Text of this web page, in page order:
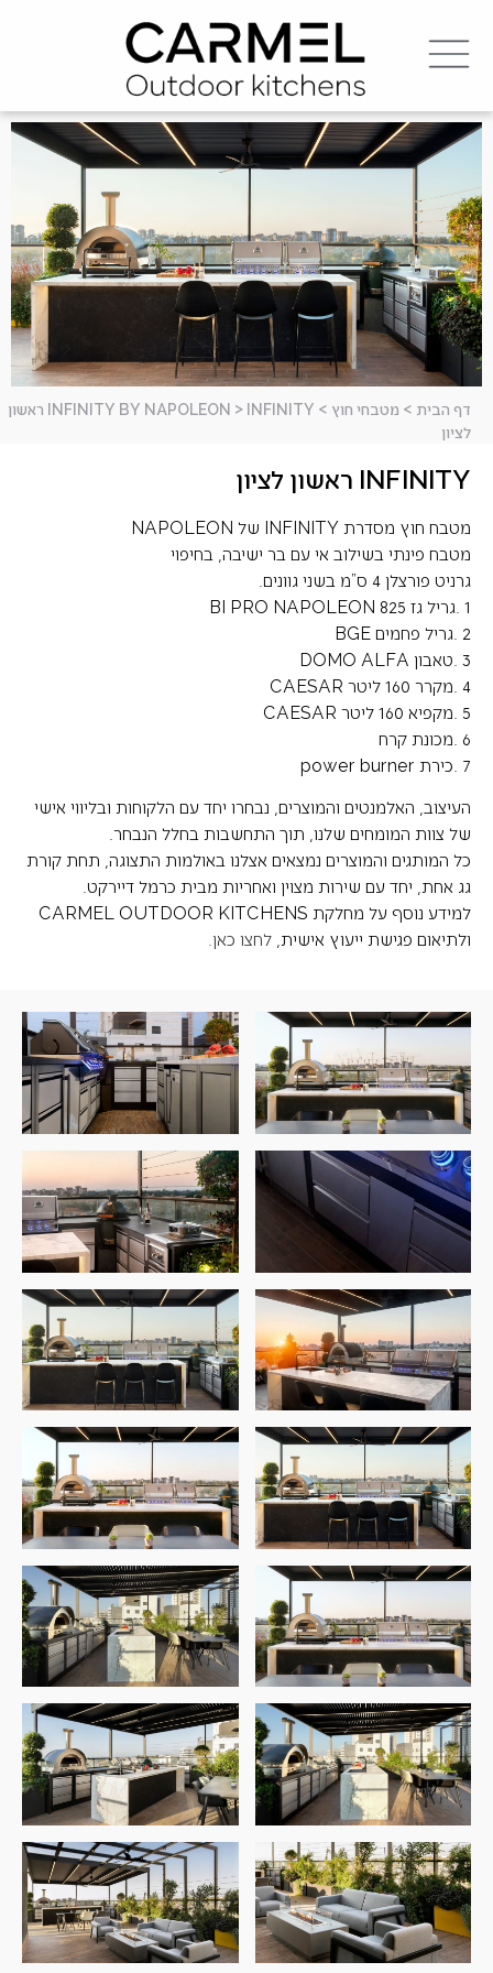
דף הבית > מטבחי חוץ >
INFINITY BY NAPOLEON >
INFINITY ראשון
לציון
INFINITY ראשון לציון
מטבח חוץ מסדרת INFINITY של NAPOLEON
מטבח פינתי בשילוב אי עם בר ישיבה, בחיפוי
גרניט פורצלן 4 ס”מ בשני גוונים.
1 .גריל גז 825 BI PRO NAPOLEON
2 .גריל פחמים BGE
3 .טאבון DOMO ALFA
4 .מקרר 160 ליטר CAESAR
5 .מקפיא 160 ליטר CAESAR
6 .מכונת קרח
7 .כירת power burner
העיצוב, האלמנטים והמוצרים, נבחרו יחד עם הלקוחות ובליווי אישי
של צוות המומחים שלנו, תוך התחשבות בחלל הנבחר.
כל המותגים והמוצרים נמצאים אצלנו באולמות התצוגה, תחת קורת
גג אחת, יחד עם שירות מצוין ואחריות מבית כרמל דיירקט.
למידע נוסף על מחלקת CARMEL OUTDOOR KITCHENS
ולתיאום פגישת ייעוץ אישית, לחצו כאן.